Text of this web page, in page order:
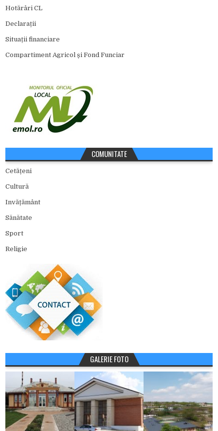
Hotărâri CL
Declarații
Situații financiare
Compartiment Agricol și Fond Funciar
COMUNITATE
Cetățeni
Cultură
Invățământ
Sănătate
Sport
Religie
GALERIE FOTO